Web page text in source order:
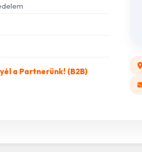
a Partnerünk! (B2B)